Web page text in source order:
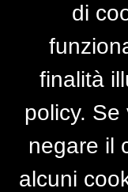
di
finalità
policy.
negare il
alcuni